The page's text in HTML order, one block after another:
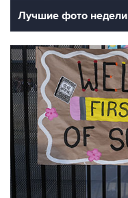
Лучшие фото недели